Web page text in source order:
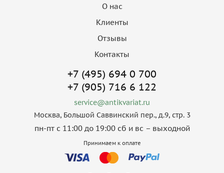
О нас
Клиенты
Отзывы
Контакты
+7 (495) 694 0 700
+7 (905) 716 6 122
service@antikvariat.ru
Москва, Большой Саввинский пер., д.9, стр. 3
пн-пт с 11:00 до 19:00 сб и вс – выходной
Принимаем к оплате